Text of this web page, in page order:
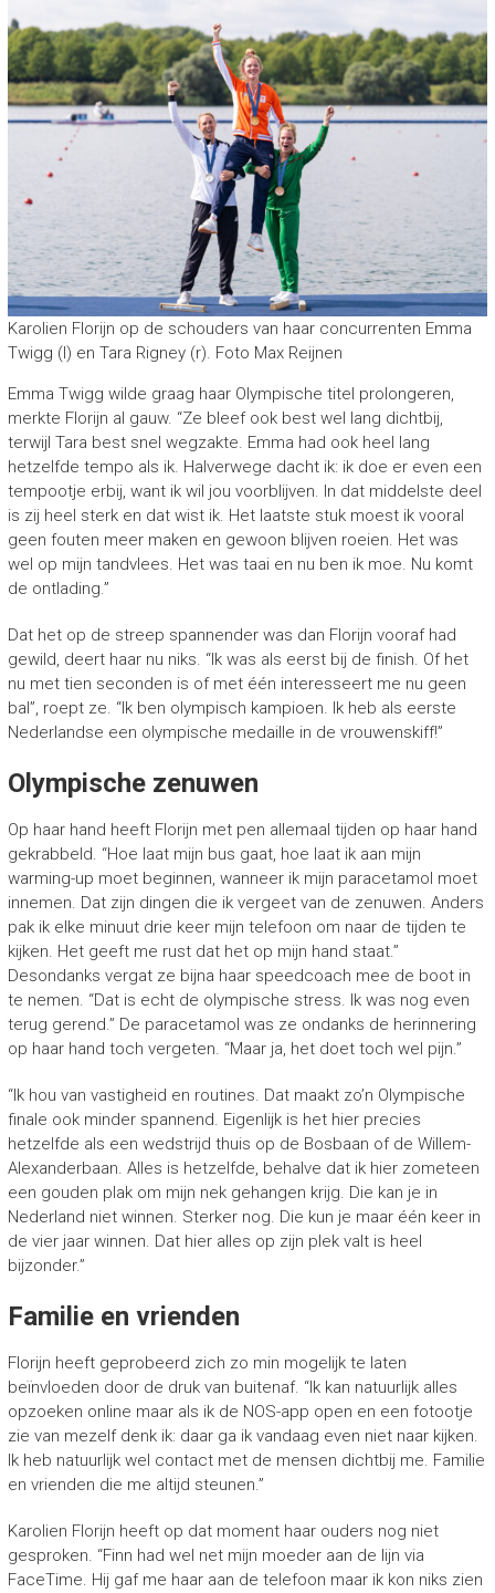
Karolien Florijn op de schouders van haar concurrenten Emma
Twigg (l) en Tara Rigney (r). Foto Max Reijnen
Emma Twigg wilde graag haar Olympische titel prolongeren,
merkte Florijn al gauw. “Ze bleef ook best wel lang dichtbij,
terwijl Tara best snel wegzakte. Emma had ook heel lang
hetzelfde tempo als ik. Halverwege dacht ik: ik doe er even een
tempootje erbij, want ik wil jou voorblijven. In dat middelste deel
is zij heel sterk en dat wist ik. Het laatste stuk moest ik vooral
geen fouten meer maken en gewoon blijven roeien. Het was
wel op mijn tandvlees. Het was taai en nu ben ik moe. Nu komt
de ontlading.”
Dat het op de streep spannender was dan Florijn vooraf had
gewild, deert haar nu niks. “Ik was als eerst bij de finish. Of het
nu met tien seconden is of met één interesseert me nu geen
bal”, roept ze. “Ik ben olympisch kampioen. Ik heb als eerste
Nederlandse een olympische medaille in de vrouwenskiff!”
Olympische zenuwen
Op haar hand heeft Florijn met pen allemaal tijden op haar hand
gekrabbeld. “Hoe laat mijn bus gaat, hoe laat ik aan mijn
warming-up moet beginnen, wanneer ik mijn paracetamol moet
innemen. Dat zijn dingen die ik vergeet van de zenuwen. Anders
pak ik elke minuut drie keer mijn telefoon om naar de tijden te
kijken. Het geeft me rust dat het op mijn hand staat.”
Desondanks vergat ze bijna haar speedcoach mee de boot in
te nemen. “Dat is echt de olympische stress. Ik was nog even
terug gerend.” De paracetamol was ze ondanks de herinnering
op haar hand toch vergeten. “Maar ja, het doet toch wel pijn.”
“Ik hou van vastigheid en routines. Dat maakt zo’n Olympische
finale ook minder spannend. Eigenlijk is het hier precies
hetzelfde als een wedstrijd thuis op de Bosbaan of de Willem-
Alexanderbaan. Alles is hetzelfde, behalve dat ik hier zometeen
een gouden plak om mijn nek gehangen krijg. Die kan je in
Nederland niet winnen. Sterker nog. Die kun je maar één keer in
de vier jaar winnen. Dat hier alles op zijn plek valt is heel
bijzonder.”
Familie en vrienden
Florijn heeft geprobeerd zich zo min mogelijk te laten
beïnvloeden door de druk van buitenaf. “Ik kan natuurlijk alles
opzoeken online maar als ik de NOS-app open en een fotootje
zie van mezelf denk ik: daar ga ik vandaag even niet naar kijken.
Ik heb natuurlijk wel contact met de mensen dichtbij me. Familie
en vrienden die me altijd steunen.”
Karolien Florijn heeft op dat moment haar ouders nog niet
gesproken. “Finn had wel net mijn moeder aan de lijn via
FaceTime. Hij gaf me haar aan de telefoon maar ik kon niks zien